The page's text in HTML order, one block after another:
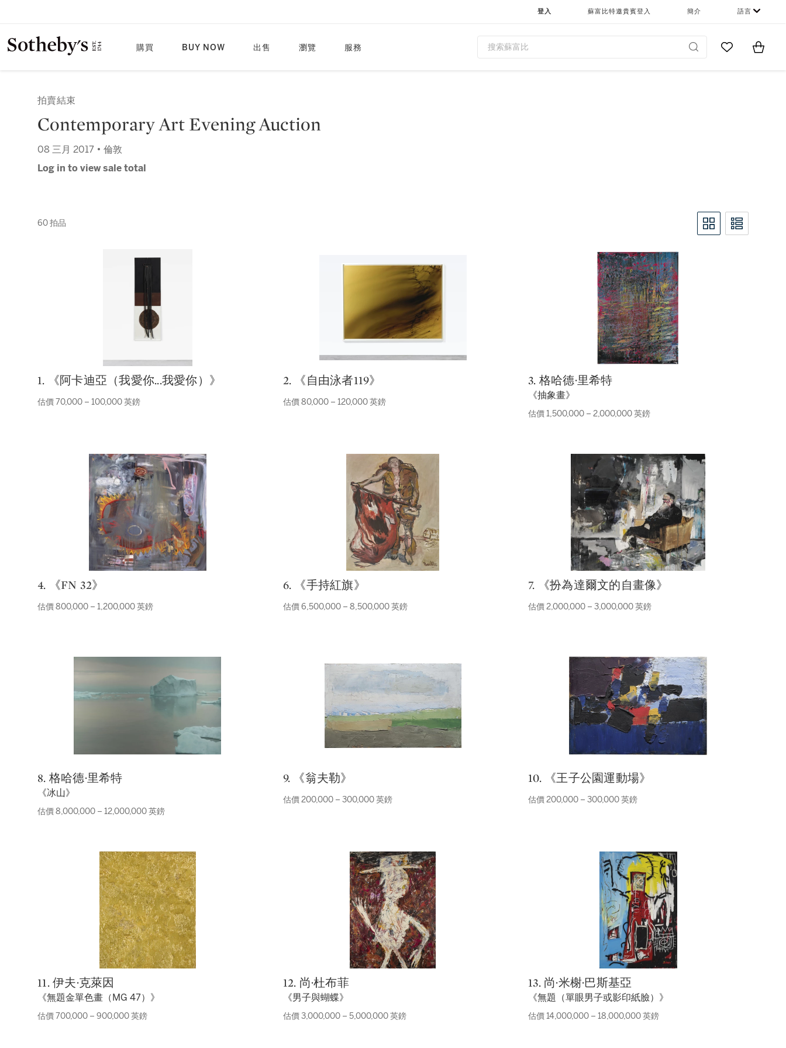
購買 BUY NOW 出售 瀏覽 服務
登入 蘇富比特邀貴賓登入 簡介 語言
Go to MyItems
拍賣結束
Contemporary Art Evening Auction
08 三月 2017 • 倫敦
Log in to view sale total
60 拍品
1. 《阿卡迪亞（我愛你...我愛你）》
估價 70,000 – 100,000 英鎊
2. 《自由泳者119》
估價 80,000 – 120,000 英鎊
3. 格哈德·里希特
《抽象畫》
估價 1,500,000 – 2,000,000 英鎊
4. 《FN 32》
估價 800,000 – 1,200,000 英鎊
6. 《手持紅旗》
估價 6,500,000 – 8,500,000 英鎊
7. 《扮為達爾文的自畫像》
估價 2,000,000 – 3,000,000 英鎊
8. 格哈德·里希特
《冰山》
估價 8,000,000 – 12,000,000 英鎊
9. 《翁夫勒》
估價 200,000 – 300,000 英鎊
10. 《王子公園運動場》
估價 200,000 – 300,000 英鎊
11. 伊夫·克萊因
《無題金單色畫（MG 47）》
估價 700,000 – 900,000 英鎊
12. 尚·杜布菲
《男子與蝴蝶》
估價 3,000,000 – 5,000,000 英鎊
13. 尚·米榭·巴斯基亞
《無題（單眼男子或影印紙臉）》
估價 14,000,000 – 18,000,000 英鎊